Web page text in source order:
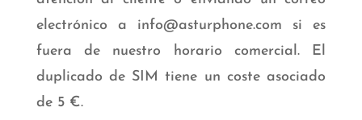
electrónico a info@asturphone.com si es
fuera de nuestro horario comercial. El
duplicado de SIM tiene un coste asociado
de 5 €.